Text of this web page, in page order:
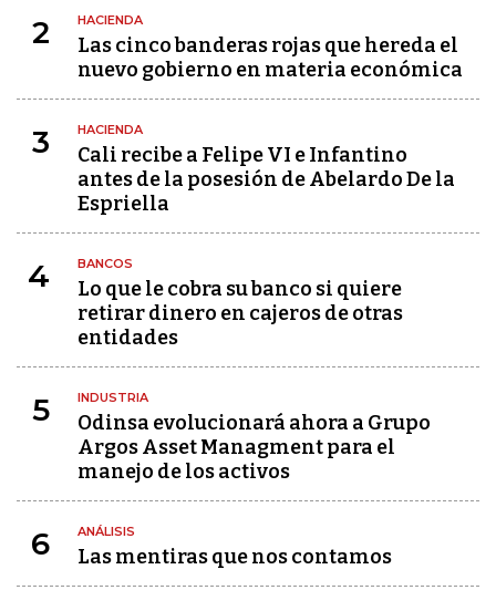
2 HACIENDA
Las cinco banderas rojas que hereda el
nuevo gobierno en materia económica
3 HACIENDA
Cali recibe a Felipe VI e Infantino
antes de la posesión de Abelardo De la
Espriella
4 BANCOS
Lo que le cobra su banco si quiere
retirar dinero en cajeros de otras
entidades
5 INDUSTRIA
Odinsa evolucionará ahora a Grupo
Argos Asset Managment para el
manejo de los activos
6 ANÁLISIS
Las mentiras que nos contamos